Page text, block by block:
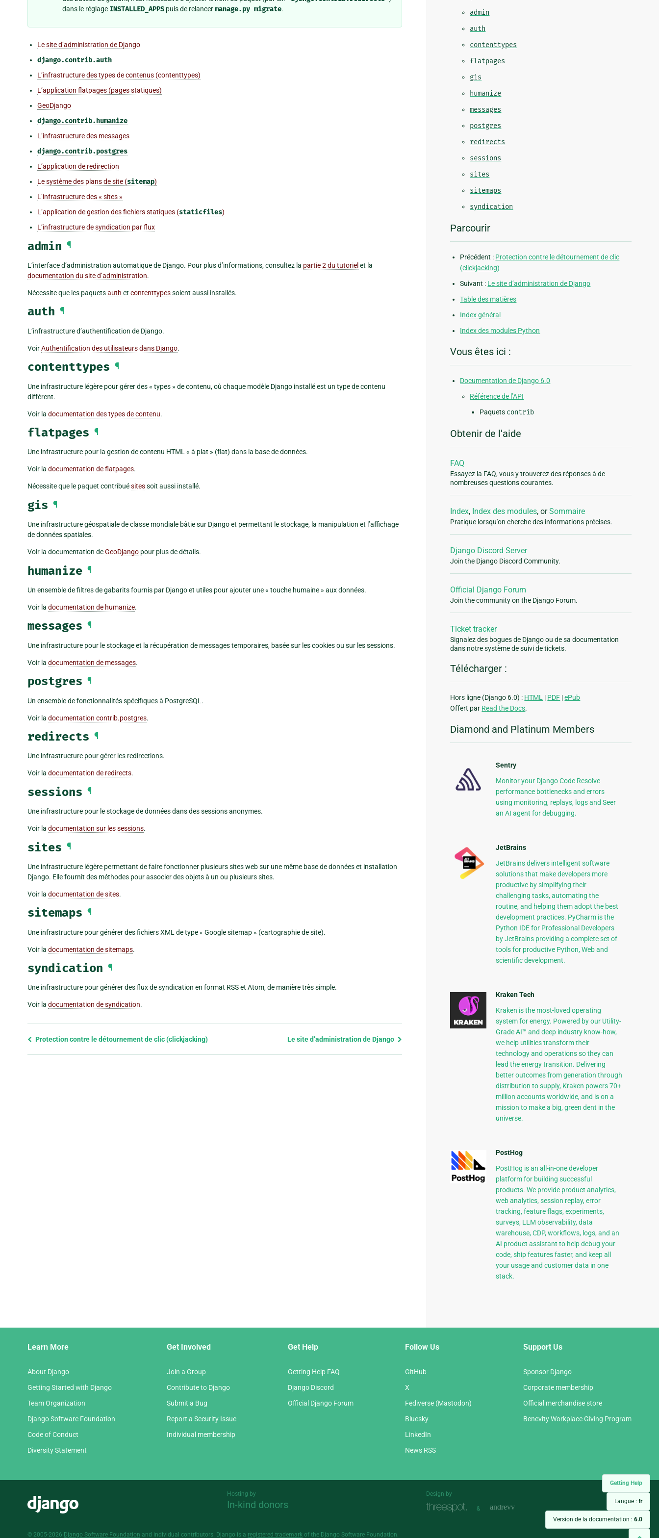
Getting Help
Langue : fr
Version de la documentation : 6.0
dans le réglage INSTALLED_APPS puis de relancermanage.py migrate.
Le site d’administration de Django
django.contrib.auth
L’infrastructure des types de contenus (contenttypes)
L’application flatpages (pages statiques)
GeoDjango
django.contrib.humanize
L’infrastructure des messages
django.contrib.postgres
L’application de redirection
Le système des plans de site (sitemap)
L’infrastructure des « sites »
L’application de gestion des fichiers statiques (staticfiles)
L’infrastructure de syndication par flux
admin ¶
L’interface d’administration automatique de Django. Pour plus d’informations, consultez la partie 2 du tutoriel et la
documentation du site d’administration.
Nécessite que les paquetsauth et contenttypessoient aussi installés.
auth ¶
L’infrastructure d’authentification de Django.
VoirAuthentification des utilisateurs dans Django.
contenttypes ¶
Une infrastructure légère pour gérer des « types » de contenu, où chaque modèle Django installé est un type de contenu
différent.
Voir la documentation des types de contenu.
flatpages ¶
Une infrastructure pour la gestion de contenu HTML « à plat » (flat) dans la base de données.
Voir la documentation de flatpages.
Nécessite que le paquet contribuésitessoit aussi installé.
gis ¶
Une infrastructure géospatiale de classe mondiale bâtie sur Django et permettant le stockage, la manipulation et l’affichage
de données spatiales.
Voir la documentation deGeoDjango pour plus de détails.
humanize ¶
Un ensemble de filtres de gabarits fournis par Django et utiles pour ajouter une « touche humaine » aux données.
Voir la documentation de humanize.
messages ¶
Une infrastructure pour le stockage et la récupération de messages temporaires, basée sur les cookies ou sur les sessions.
Voir la documentation de messages.
postgres ¶
Un ensemble de fonctionnalités spécifiques à PostgreSQL.
Voir la documentation contrib.postgres.
redirects ¶
Une infrastructure pour gérer les redirections.
Voir la documentation de redirects.
sessions ¶
Une infrastructure pour le stockage de données dans des sessions anonymes.
Voir la documentation sur les sessions.
sites ¶
Une infrastructure légère permettant de faire fonctionner plusieurs sites web sur une même base de données et installation
Django. Elle fournit des méthodes pour associer des objets à un ou plusieurs sites.
Voir la documentation de sites.
sitemaps ¶
Une infrastructure pour générer des fichiers XML de type « Google sitemap » (cartographie de site).
Voir la documentation de sitemaps.
syndication ¶
Une infrastructure pour générer des flux de syndication en format RSS et Atom, de manière très simple.
Voir la documentation de syndication.
Previous
Protection contre le détournement de clic (clickjacking) Le site d’administration de Django
admin
auth
contenttypes
flatpages
gis
humanize
messages
postgres
redirects
sessions
sites
sitemaps
syndication
Parcourir
Précédent : Protection contre le détournement de clic
(clickjacking)
Suivant : Le site d’administration de Django
Table des matières
Index général
Index des modules Python
Vous êtes ici :
Documentation de Django 6.0
Référence de l’API
Paquets contrib
Obtenir de l'aide
FAQ
Essayez la FAQ, vous y trouverez des réponses à de
nombreuses questions courantes.
Index, Index des modules, orSommaire
Pratique lorsqu'on cherche des informations précises.
Django Discord Server
Join the Django Discord Community.
Official Django Forum
Join the community on the Django Forum.
Ticket tracker
Signalez des bogues de Django ou de sa documentation
dans notre système de suivi de tickets.
Télécharger :
Hors ligne (Django 6.0) : HTML | PDF |ePub
Offert par Read the Docs.
Diamond and Platinum Members
Sentry
Monitor your Django Code Resolve
performance bottlenecks and errors
using monitoring, replays, logs and Seer
an AI agent for debugging.
JetBrains
JetBrains delivers intelligent software
solutions that make developers more
productive by simplifying their
challenging tasks, automating the
routine, and helping them adopt the best
development practices. PyCharm is the
Python IDE for Professional Developers
by JetBrains providing a complete set of
tools for productive Python, Web and
scientific development.
Kraken Tech
Kraken is the most-loved operating
system for energy. Powered by our Utility-
Grade AI™ and deep industry know-how,
we help utilities transform their
technology and operations so they can
lead the energy transition. Delivering
better outcomes from generation through
distribution to supply, Kraken powers 70+
million accounts worldwide, and is on a
mission to make a big, green dent in the
universe.
PostHog
PostHog is an all-in-one developer
platform for building successful
products. We provide product analytics,
web analytics, session replay, error
tracking, feature flags, experiments,
surveys, LLM observability, data
warehouse, CDP, workflows, logs, and an
AI product assistant to help debug your
code, ship features faster, and keep all
your usage and customer data in one
stack.
Learn More
About Django
Getting Started with Django
Team Organization
Django Software Foundation
Code of Conduct
Diversity Statement
Get Involved
Join a Group
Contribute to Django
Submit a Bug
Report a Security Issue
Individual membership
Get Help
Getting Help FAQ
Django Discord
Official Django Forum
Follow Us
GitHub
X
Fediverse (Mastodon)
Bluesky
LinkedIn
News RSS
Support Us
Sponsor Django
Corporate membership
Official merchandise store
Benevity Workplace Giving Program
Hosting by
In-kind donors
Design by
&
© 2005-2026 Django Software Foundation and individual contributors. Django is a registered trademark of the Django Software Foundation.